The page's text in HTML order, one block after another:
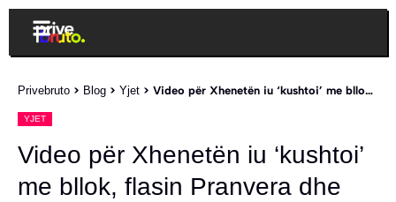
Privebruto > Blog > Yjet > Video për Xhenetën iu ‘kushtoi’ me bllok, flasin Pranvera dhe Marjani
YJET
Video për Xhenetën iu ‘kushtoi’
me bllok, flasin Pranvera dhe